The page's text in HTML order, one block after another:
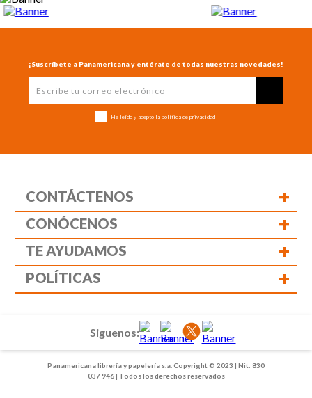
¡Suscríbete a Panamericana y entérate de todas nuestras novedades!
He leído y acepto la política de privacidad
CONTÁCTENOS +
CONÓCENOS +
TE AYUDAMOS +
POLÍTICAS +
Panamericana librería y papelería s.a. Copyright © 2023 | Nit: 830
037 946 | Todos los derechos reservados
Siguenos: